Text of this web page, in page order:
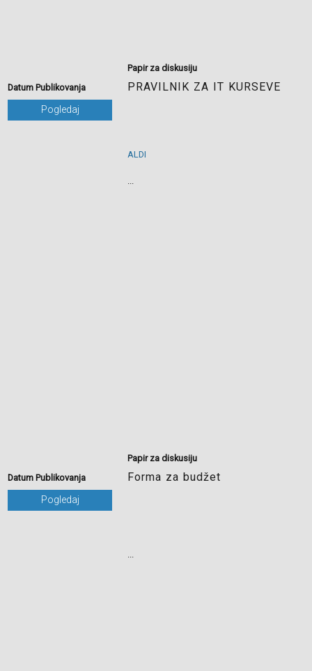
Datum Publikovanja
Pogledaj
Papir za diskusiju
PRAVILNIK ZA IT KURSEVE
ALDI
...
Datum Publikovanja
Pogledaj
Papir za diskusiju
Forma za budžet
...